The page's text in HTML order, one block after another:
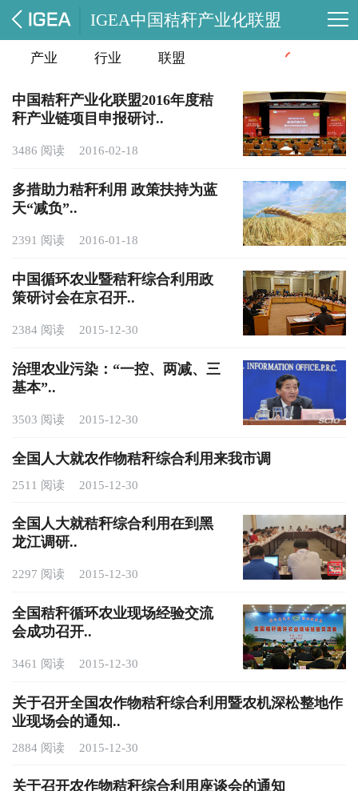
IGEA中国秸秆产业化联盟
产业
行业
联盟
中国秸秆产业化联盟2016年度秸
秆产业链项目申报研讨..
3486 阅读 2016-02-18
多措助力秸秆利用 政策扶持为蓝
天“减负”..
2391 阅读 2016-01-18
中国循环农业暨秸秆综合利用政
策研讨会在京召开..
2384 阅读 2015-12-30
治理农业污染：“一控、两减、三
基本”..
3503 阅读 2015-12-30
全国人大就农作物秸秆综合利用来我市调
2511 阅读 2015-12-30
全国人大就秸秆综合利用在到黑
龙江调研..
2297 阅读 2015-12-30
全国秸秆循环农业现场经验交流
会成功召开..
3461 阅读 2015-12-30
关于召开全国农作物秸秆综合利用暨农机深松整地作
业现场会的通知..
2884 阅读 2015-12-30
关于召开农作物秸秆综合利用座谈会的通知